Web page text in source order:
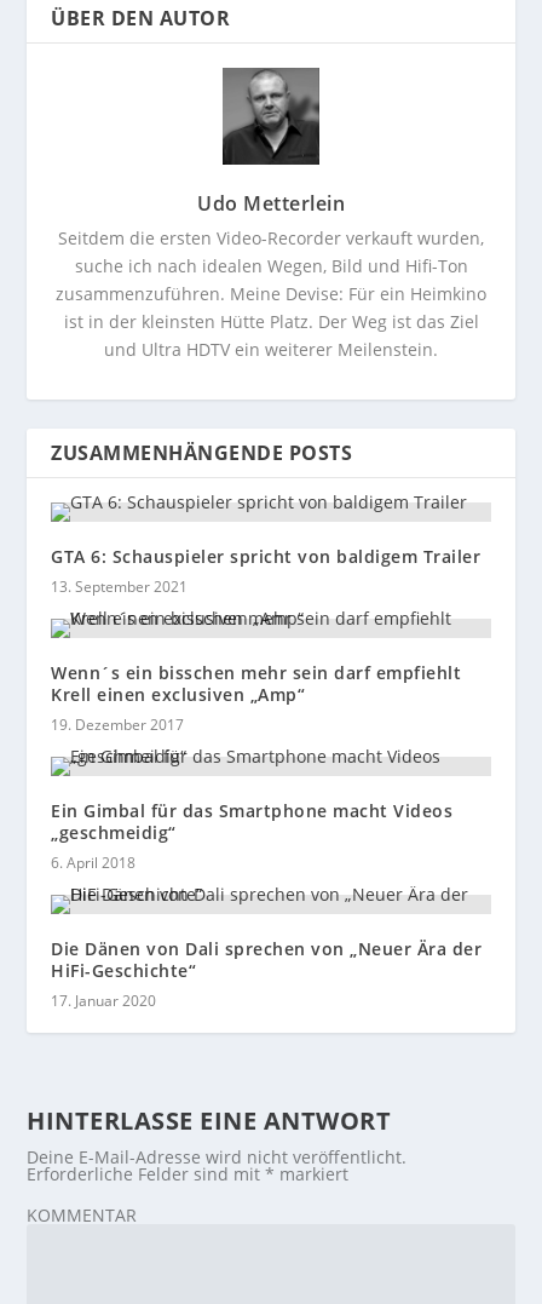
ÜBER DEN AUTOR
Udo Metterlein
Seitdem die ersten Video-Recorder verkauft wurden,
suche ich nach idealen Wegen, Bild und Hifi-Ton
zusammenzuführen. Meine Devise: Für ein Heimkino
ist in der kleinsten Hütte Platz. Der Weg ist das Ziel
und Ultra HDTV ein weiterer Meilenstein.
ZUSAMMENHÄNGENDE POSTS
GTA 6: Schauspieler spricht von baldigem Trailer
13. September 2021
Wenn´s ein bisschen mehr sein darf empfiehlt
Krell einen exclusiven „Amp“
19. Dezember 2017
Ein Gimbal für das Smartphone macht Videos
„geschmeidig“
6. April 2018
Die Dänen von Dali sprechen von „Neuer Ära der
HiFi-Geschichte“
17. Januar 2020
HINTERLASSE EINE ANTWORT
Deine E-Mail-Adresse wird nicht veröffentlicht.
Erforderliche Felder sind mit* markiert
KOMMENTAR